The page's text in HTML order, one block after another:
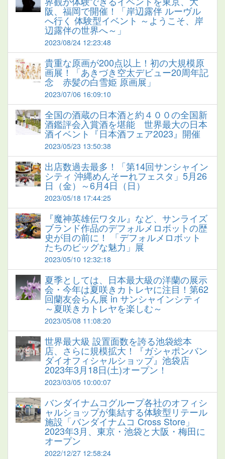
阪、福岡で開催！「岸辺露伴 ルーヴル
へ行く 体験型イベント ～ようこそ、岸
辺露伴の世界へ～」
2023/08/24 12:23:48
貴重な原画が200点以上！初の大規模原
画展！「あきづき空太デビュー20周年記
念 赤髪の白雪姫 原画展」
2023/07/06 16:09:10
全国の酒蔵の日本酒と約４００の全国新
酒鑑評会入賞酒を堪能 世界最大の日本
酒イベント『日本酒フェア2023』開催
2023/05/23 13:50:38
出店数過去最多！「第14回サンシャイン
シティ 沖縄めんそーれフェスタ」5月26
日（金）～6月4日（日）
2023/05/18 17:44:25
『魔神英雄伝ワタル』など、サンライズ
ブランド作品のデフォルメロボットの歴
史が目の前に！ 「デフォルメロボット
たちのビッグな魅力」展
2023/05/10 12:32:18
夏季としては、日本最大級の洋蘭の展示
会・今年は夏咲きカトレヤに注目！第62
回蘭友会らん展 in サンシャインシティ
～夏咲きカトレヤを楽しむ～
2023/05/08 11:08:20
世界最大級 設置面数を誇る池袋総本
店、さらに規模拡大！『ガシャポンバン
ダイオフィシャルショップ』池袋店
2023年3月18日(土)オープン！
2023/03/05 10:00:07
バンダイナムコグループ各社のオフィシ
ャルショップが集結する体験型リテール
施設「バンダイナムコ Cross Store」
2023年3月、東京・池袋と大阪・梅田に
オープン
2022/12/27 12:58:24